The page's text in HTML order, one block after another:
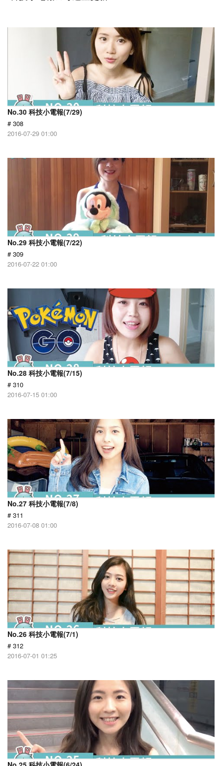
No.30 科技小電報(7/29)
# 308
2016-07-29 01:00
No.29 科技小電報(7/22)
# 309
2016-07-22 01:00
No.28 科技小電報(7/15)
# 310
2016-07-15 01:00
No.27 科技小電報(7/8)
# 311
2016-07-08 01:00
No.26 科技小電報(7/1)
# 312
2016-07-01 01:25